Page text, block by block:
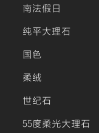
南法假日
纯平大理石
国色
柔绒
世纪石
55度柔光大理石